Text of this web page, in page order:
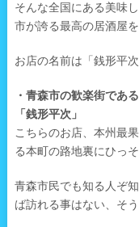
そんな全国にある美味
市が誇る最高の居酒屋を
お店の名前は「銭形平次
・青森市の歓楽街であ
「銭形平次」
こちらのお店、本州最
る本町の路地裏にひっ
青森市民でも知る人ぞ
ば訪れる事はない、そ